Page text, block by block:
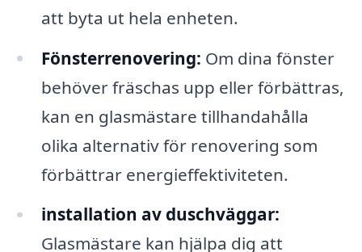
att byta ut hela enheten.
Fönsterrenovering: Om dina fönster
behöver fräschas upp eller förbättras,
kan en glasmästare tillhandahålla
olika alternativ för renovering som
förbättrar energieffektiviteten.
installation av duschväggar:
Glasmästare kan hjälpa dig att